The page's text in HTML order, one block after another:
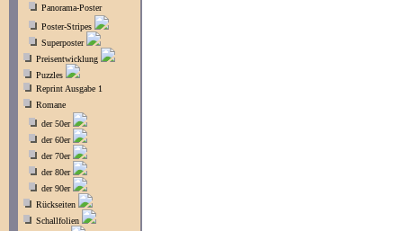
Panorama-Poster
Poster-Stripes
Superposter
Preisentwicklung
Puzzles
Reprint Ausgabe 1
Romane
der 50er
der 60er
der 70er
der 80er
der 90er
Rückseiten
Schallfolien